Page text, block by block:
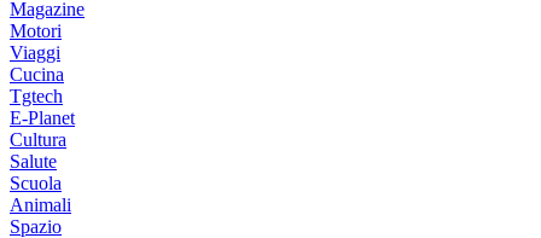
Magazine
Motori
Viaggi
Cucina
Tgtech
E-Planet
Cultura
Salute
Scuola
Animali
Spazio